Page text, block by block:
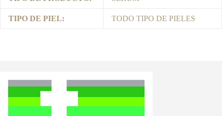
TIPO DE PIEL: TODO TIPO DE PIELES